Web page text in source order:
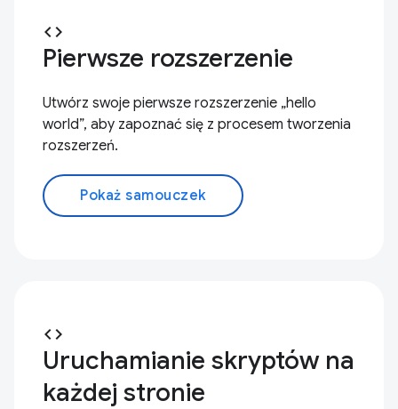
code
Pierwsze rozszerzenie
Utwórz swoje pierwsze rozszerzenie „hello
world”, aby zapoznać się z procesem tworzenia
rozszerzeń.
Pokaż samouczek
code
Uruchamianie skryptów na
każdej stronie